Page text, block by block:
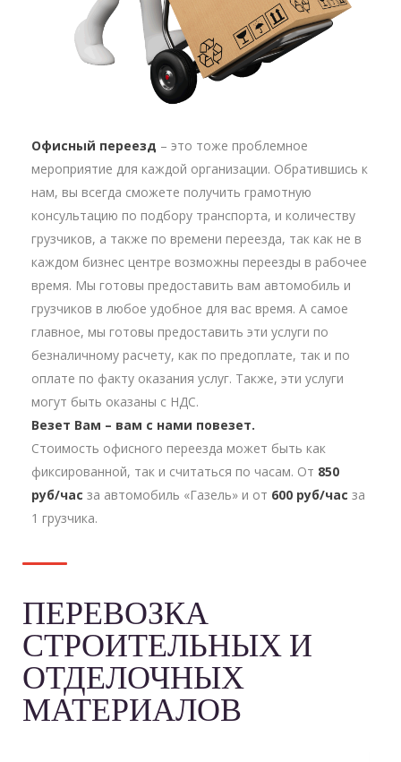
Офисный переезд – это тоже проблемное
мероприятие для каждой организации. Обратившись к
нам, вы всегда сможете получить грамотную
консультацию по подбору транспорта, и количеству
грузчиков, а также по времени переезда, так как не в
каждом бизнес центре возможны переезды в рабочее
время. Мы готовы предоставить вам автомобиль и
грузчиков в любое удобное для вас время. А самое
главное, мы готовы предоставить эти услуги по
безналичному расчету, как по предоплате, так и по
оплате по факту оказания услуг. Также, эти услуги
могут быть оказаны с НДС.
Везет Вам – вам с нами повезет.
Стоимость офисного переезда может быть как
фиксированной, так и считаться по часам. От 850
руб/час за автомобиль «Газель» и от 600 руб/час за
1 грузчика.
ПЕРЕВОЗКА
СТРОИТЕЛЬНЫХ И
ОТДЕЛОЧНЫХ
МАТЕРИАЛОВ